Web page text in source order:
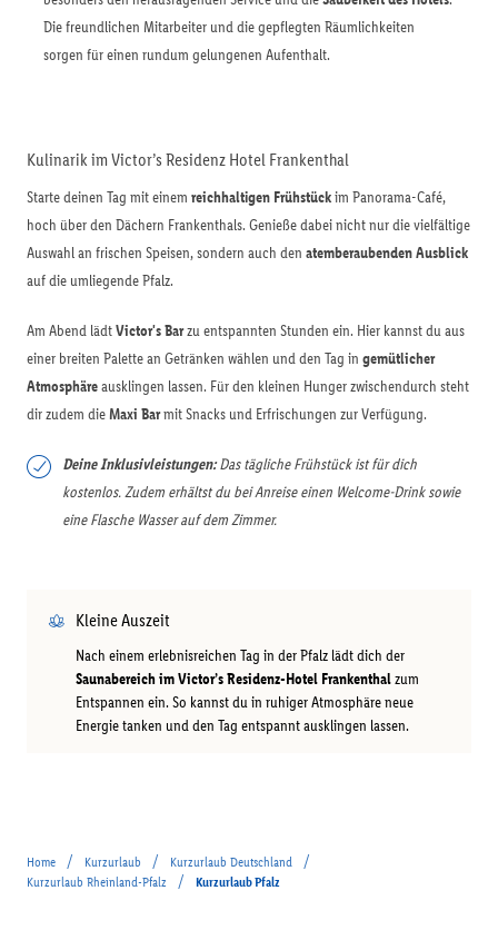
Die freundlichen Mitarbeiter und die gepflegten Räumlichkeiten
sorgen für einen rundum gelungenen Aufenthalt.
Kulinarik im Victor’s Residenz Hotel Frankenthal
Starte deinen Tag mit einem reichhaltigen Frühstückim Panorama-Café,
hoch über den Dächern Frankenthals. Genieße dabei nicht nur die vielfältige
Auswahl an frischen Speisen, sondern auch den atemberaubenden Ausblick
auf die umliegende Pfalz.
Am Abend lädtVictor's Barzu entspannten Stunden ein. Hier kannst du aus
einer breiten Palette an Getränken wählen und den Tag in gemütlicher
Atmosphäreausklingen lassen. Für den kleinen Hunger zwischendurch steht
dir zudem dieMaxi Barmit Snacks und Erfrischungen zur Verfügung.
Deine Inklusivleistungen:Das tägliche Frühstück ist für dich
kostenlos. Zudem erhältst du bei Anreise einen Welcome-Drink sowie
eine Flasche Wasser auf dem Zimmer.
Kleine Auszeit
Nach einem erlebnisreichen Tag in der Pfalz lädt dich der
Saunabereich im Victor’s Residenz-Hotel Frankenthalzum
Entspannen ein. So kannst du in ruhiger Atmosphäre neue
Energie tanken und den Tag entspannt ausklingen lassen.
Home / Kurzurlaub / Kurzurlaub Deutschland /
Kurzurlaub Rheinland-Pfalz / Kurzurlaub Pfalz